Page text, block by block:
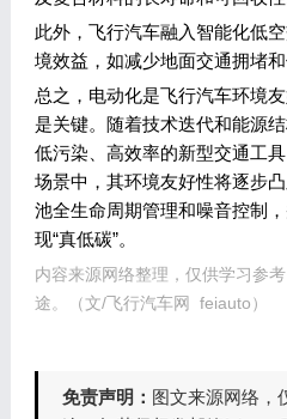
此外，飞行汽车融入智能化低
境效益，如减少地面交通拥堵和
总之，电动化是飞行汽车环境
是关键。随着技术迭代和能源
低污染、高效率的新型交通工
场景中，其环境友好性将逐步
池全生命周期管理和噪音控制
现“真低碳”。
内容来源网络整理，仅供学习参
途。（文/飞行汽车网 feiauto）
免责声明： 图文来源网络，